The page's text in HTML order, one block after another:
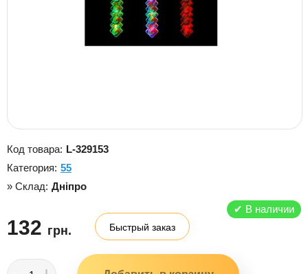
Код товара: L-329153
Категория: 55
» Склад: Дніпро
✔ В наличии
132 грн. Быстрый заказ